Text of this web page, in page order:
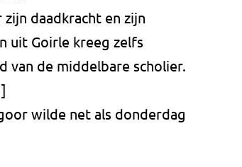
daadkracht en zijn
uit Goirle kreeg zelfs
van de middelbare scholier.
wilde net als donderdag